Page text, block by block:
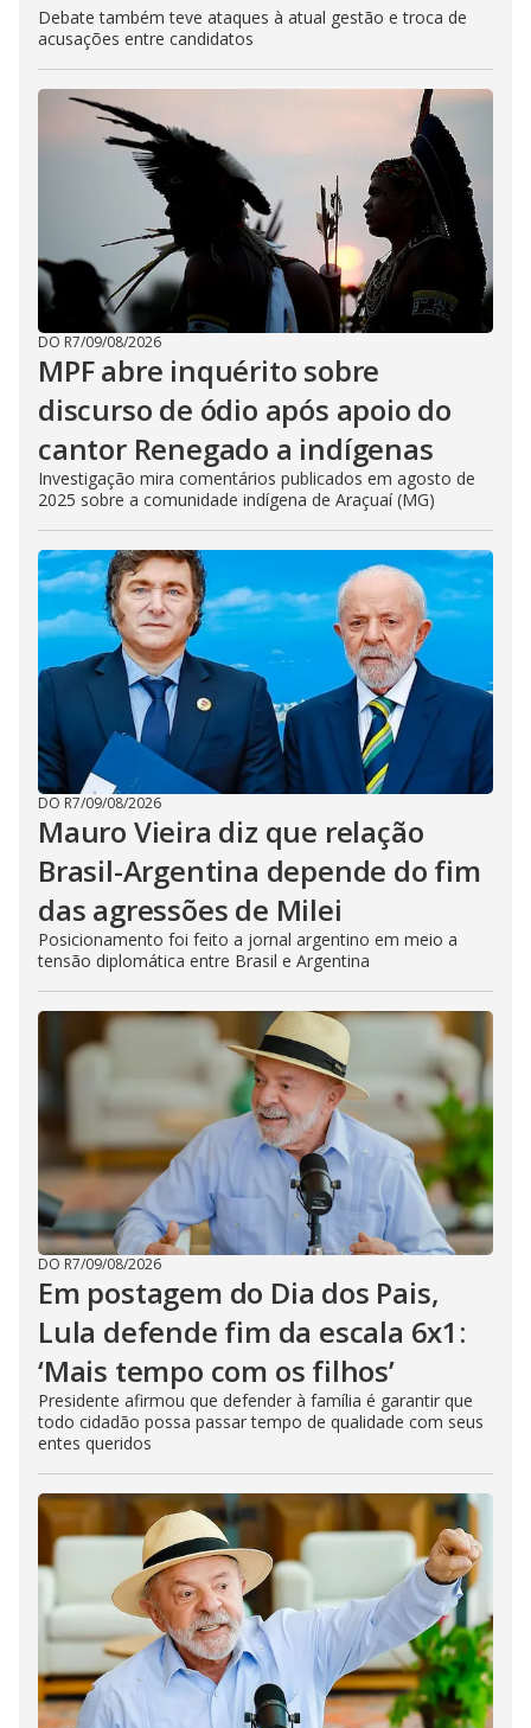
Debate também teve ataques à atual gestão e troca de
acusações entre candidatos
DO R7/09/08/2026
MPF abre inquérito sobre
discurso de ódio após apoio do
cantor Renegado a indígenas
Investigação mira comentários publicados em agosto de
2025 sobre a comunidade indígena de Araçuaí (MG)
DO R7/09/08/2026
Mauro Vieira diz que relação
Brasil-Argentina depende do fim
das agressões de Milei
Posicionamento foi feito a jornal argentino em meio a
tensão diplomática entre Brasil e Argentina
DO R7/09/08/2026
Em postagem do Dia dos Pais,
Lula defende fim da escala 6x1:
‘Mais tempo com os filhos’
Presidente afirmou que defender à família é garantir que
todo cidadão possa passar tempo de qualidade com seus
entes queridos